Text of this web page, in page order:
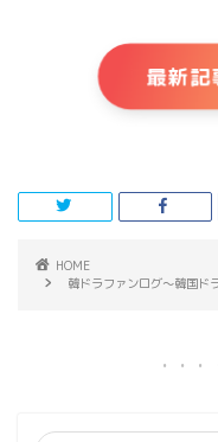
最新記
HOME
韓ドラファンログ～韓国ド